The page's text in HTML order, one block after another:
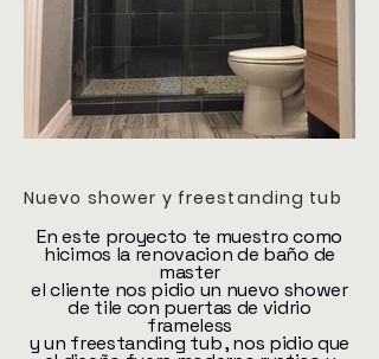
Nuevo shower y freestanding tub
En este proyecto te muestro como
hicimos la renovacion de baño de
master
el cliente nos pidio un nuevo shower
de tile con puertas de vidrio
frameless
y un freestanding tub , nos pidio que